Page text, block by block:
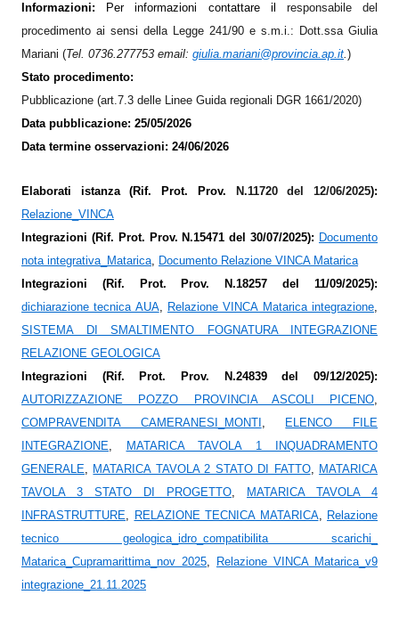
Informazioni:
Per informazioni contattare il responsabile del
procedimento ai sensi della Legge 241/90 e s.m.i.: Dott.ssa Giulia
Mariani (Tel. 0736.277753 email: giulia.mariani@provincia.ap.it.)
Stato procedimento:
Pubblicazione (art.7.3 delle Linee Guida regionali DGR 1661/2020)
Data pubblicazione: 25/05/2026
Data termine osservazioni: 24/06/2026
Elaborati istanza (Rif. Prot. Prov. N.11720 del 12/06/2025):
Relazione_VINCA
Integrazioni (Rif. Prot. Prov. N.15471 del 30/07/2025): Documento
nota integrativa_Matarica, Documento Relazione VINCA Matarica
Integrazioni (Rif. Prot. Prov. N.18257 del 11/09/2025):
dichiarazione tecnica AUA, Relazione VINCA Matarica integrazione,
SISTEMA DI SMALTIMENTO FOGNATURA INTEGRAZIONE
RELAZIONE GEOLOGICA
Integrazioni (Rif. Prot. Prov. N.24839 del 09/12/2025):
AUTORIZZAZIONE POZZO PROVINCIA ASCOLI PICENO,
COMPRAVENDITA CAMERANESI_MONTI ,
ELENCO FILE
INTEGRAZIONE,
MATARICA TAVOLA 1 INQUADRAMENTO
GENERALE, MATARICA TAVOLA 2 STATO DI FATTO, MATARICA
TAVOLA 3 STATO DI PROGETTO,
MATARICA TAVOLA 4
INFRASTRUTTURE, RELAZIONE TECNICA MATARICA, Relazione
tecnico geologica_idro_compatibilita scarichi_
Matarica_Cupramarittima_nov 2025,
Relazione VINCA Matarica_v9
integrazione_21.11.2025